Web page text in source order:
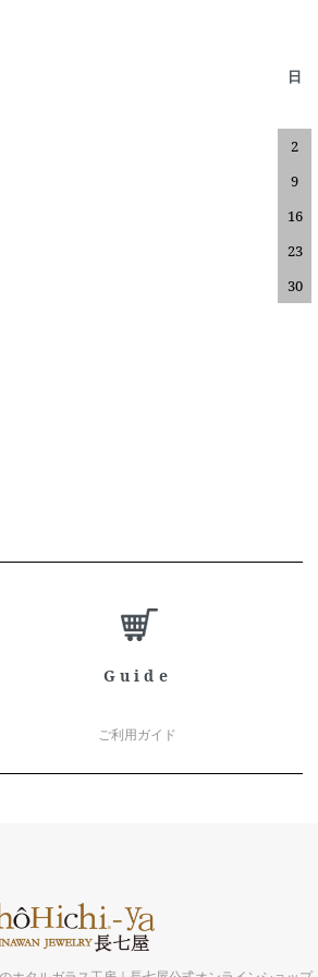
日
2
9
16
23
30
Guide
ご利用ガイド